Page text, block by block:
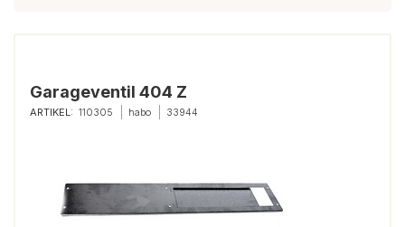
Garageventil 404 Z
ARTIKEL: 110305 habo 33944